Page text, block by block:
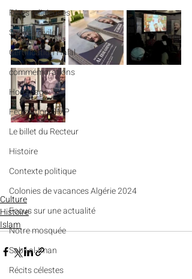
Fêtes religieuses
Société civile
Certification Halal
commémorations
Hommage
Fédération GMP
Le billet du Recteur
Histoire
Contexte politique
Colonies de vacances Algérie 2024
​​Focus sur une actualité
Notre mosquée
Sabil al-Iman
Récits célestes
Culture
Histoire
Islam